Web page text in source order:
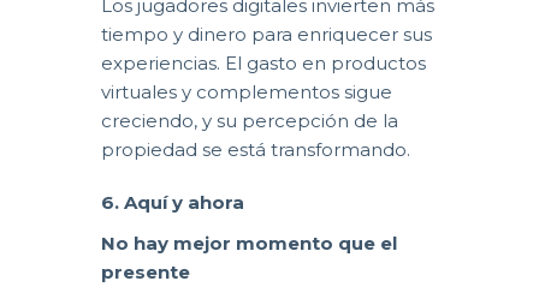
Los jugadores digitales invierten más
tiempo y dinero para enriquecer sus
experiencias. El gasto en productos
virtuales y complementos sigue
creciendo, y su percepción de la
propiedad se está transformando.
6. Aquí y ahora
No hay mejor momento que el
presente